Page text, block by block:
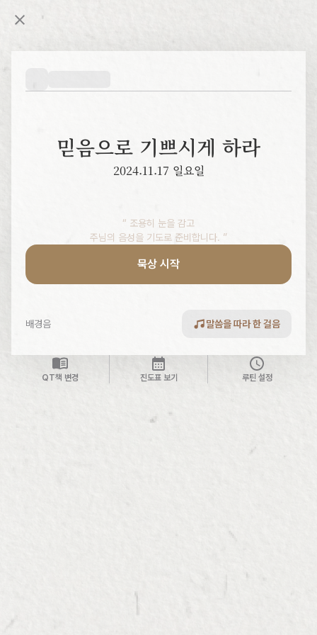
믿음으로 기쁘시게 하라
2024.11.17 일요일
“ 조용히 눈을 감고
주님의 음성을 기도로 준비합니다. ”
묵상 시작
배경음 말씀을 따라 한 걸음
QT책 변경 진도표 보기 루틴 설정